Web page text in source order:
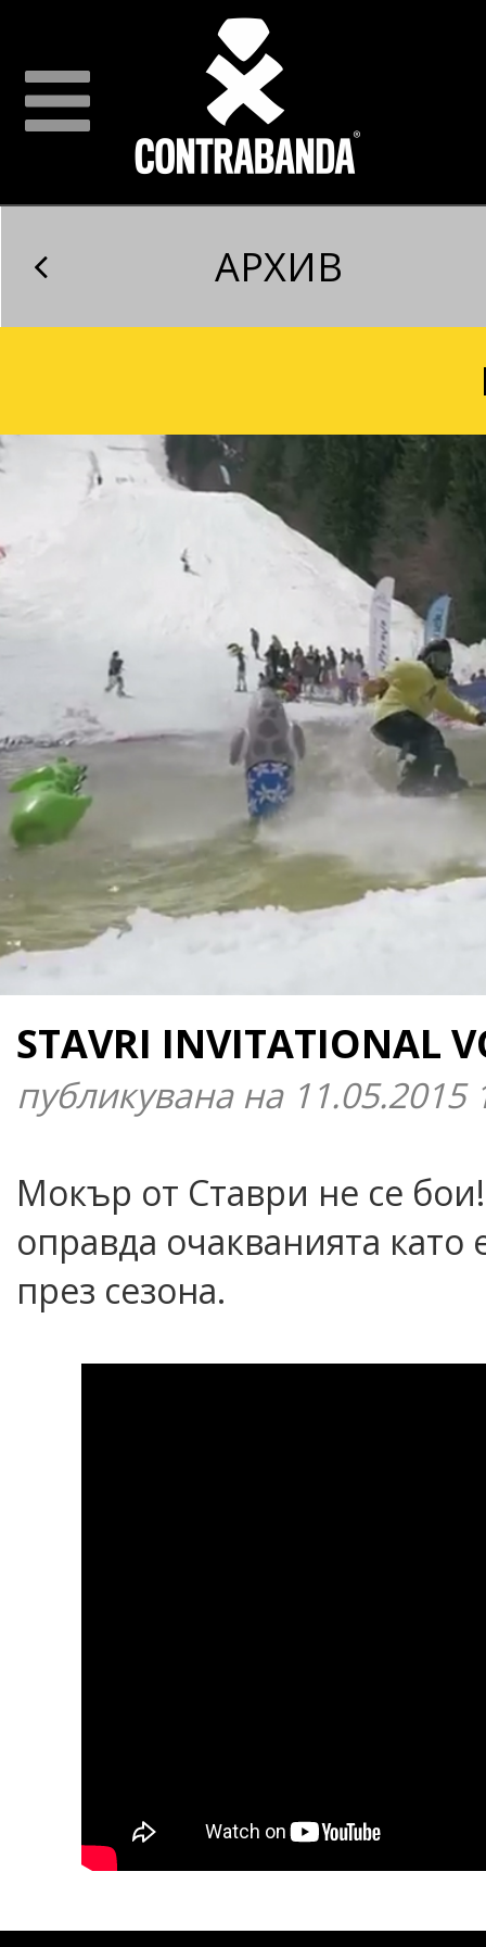
АРХИВ
STAVRI INVITATIONAL
публикувана на
Мокър от Ставри не се
оправда очакванията
през сезона.